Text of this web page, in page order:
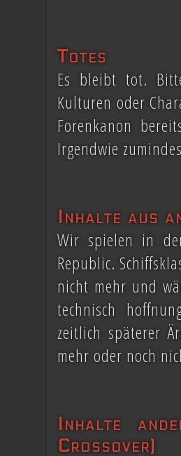
Totes
Es bleibt tot.
Kulturen oder
Forenkanon
Irgendwie
Inhalte aus
Wir spielen in
Republic.
nicht mehr und
technisch
zeitlich späterer
mehr oder noch
Inhalte
Crossover)